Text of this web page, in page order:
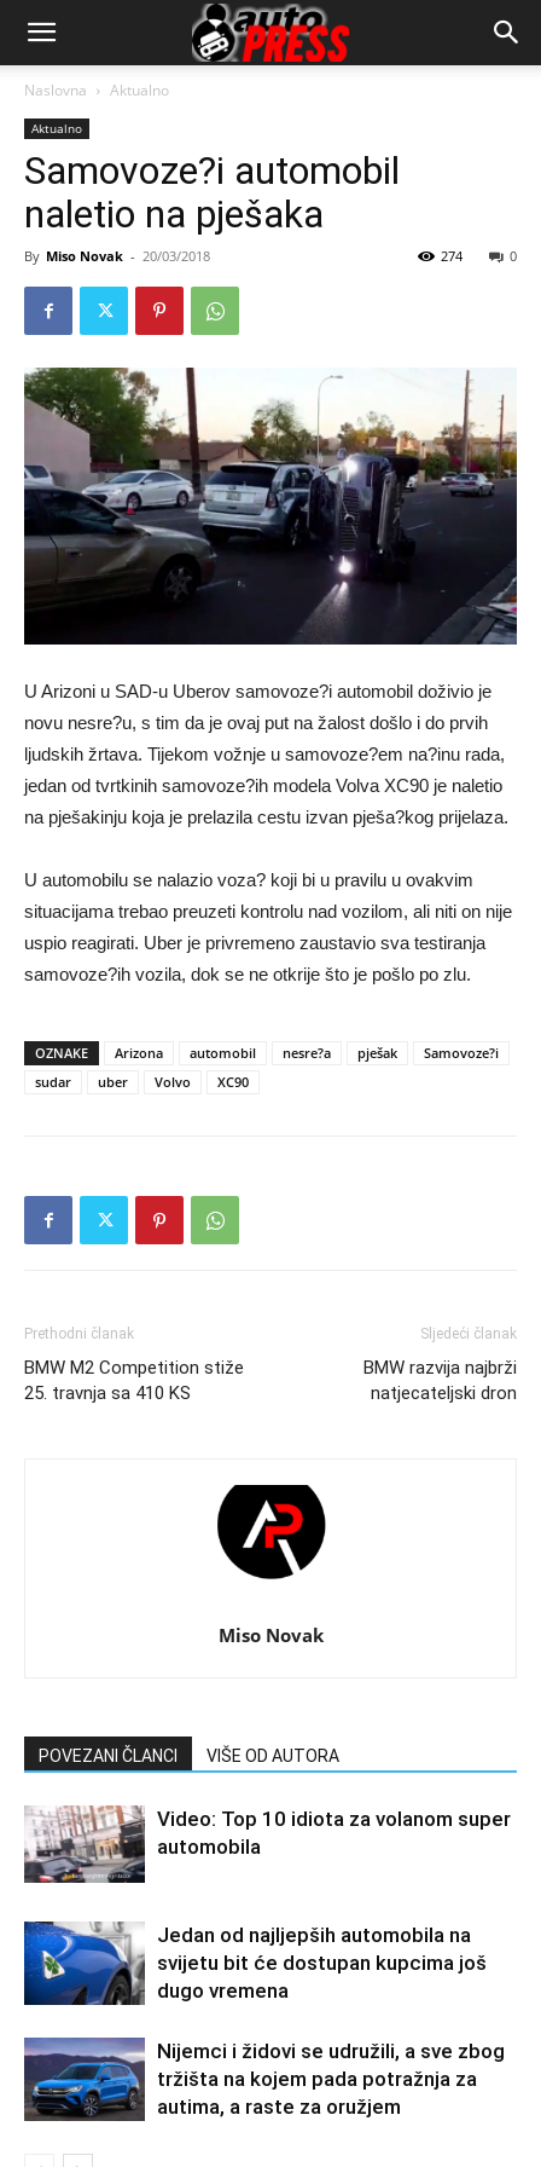
AutopressHR
Naslovna Aktualno
Aktualno
Samovoze?i automobil
naletio na pješaka
By Miso Novak - 20/03/2018 0
274
U Arizoni u SAD-u Uberov samovoze?i automobil doživio je
novu nesre?u, s tim da je ovaj put na žalost došlo i do prvih
ljudskih žrtava. Tijekom vožnje u samovoze?em na?inu rada,
jedan od tvrtkinih samovoze?ih modela Volva XC90 je naletio
na pješakinju koja je prelazila cestu izvan pješa?kog prijelaza.
U automobilu se nalazio voza? koji bi u pravilu u ovakvim
situacijama trebao preuzeti kontrolu nad vozilom, ali niti on nije
uspio reagirati. Uber je privremeno zaustavio sva testiranja
samovoze?ih vozila, dok se ne otkrije što je pošlo po zlu.
OZNAKE Arizona automobil nesre?a pješak
Samovoze?i
sudar
uber Volvo XC90
Prethodni članak
BMW M2 Competition stiže
25. travnja sa 410 KS
Sljedeći članak
BMW razvija najbrži
natjecateljski dron
Miso Novak
POVEZANI ČLANCI VIŠE OD AUTORA
Video: Top 10 idiota za volanom super
automobila
Jedan od najljepših automobila na
svijetu bit će dostupan kupcima još
dugo vremena
Nijemci i židovi se udružili, a sve zbog
tržišta na kojem pada potražnja za
autima, a raste za oružjem